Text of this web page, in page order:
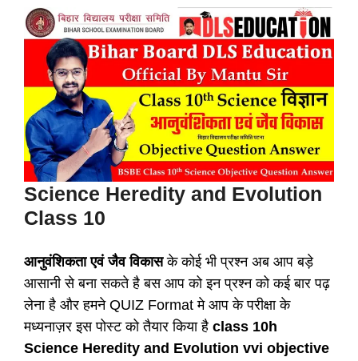
Science Heredity and Evolution
Class 10
आनुवंशिकता एवं जैव विकासके कोई भी प्रश्न अब आप बड़े
आसानी से बना सकते है बस आप को इन प्रश्न को कई बार पढ़
लेना है और हमने QUIZ Format मे आप के परीक्षा के
मध्यनाज़र इस पोस्ट को तैयार किया है class 10h
Science Heredity and Evolution vvi objective